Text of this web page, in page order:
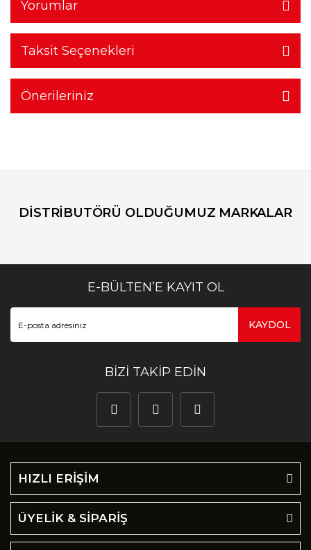
Yorumlar
Taksit Seçenekleri
Önerileriniz
DİSTRİBUTÖRÜ OLDUĞUMUZ MARKALAR
E-BÜLTEN’E KAYIT OL
KAYDOL
BİZİ TAKİP EDİN
HIZLI ERİŞİM
ÜYELİK & SİPARİŞ